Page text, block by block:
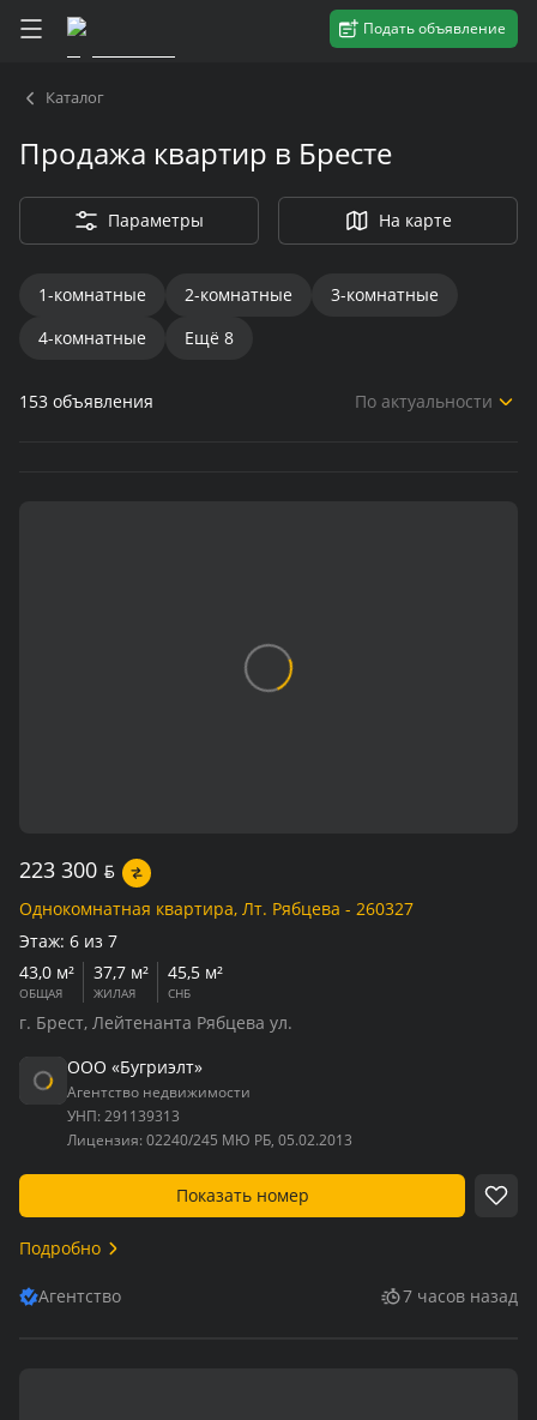
Подать объявление
Каталог
Продажа квартир в Бресте
Параметры На карте
1-комнатные 2-комнатные
3-комнатные
4-комнатные
Ещё 8
153 объявления По актуальности
223 300 BYN
Однокомнатная квартира, Лт. Рябцева - 260327
Этаж: 6 из 7
43,0 м²
ОБЩАЯ
37,7 м²
ЖИЛАЯ
45,5 м²
СНБ
г. Брест, Лейтенанта Рябцева ул.
ООО «Бугриэлт»
Агентство недвижимости
УНП: 291139313
Лицензия: 02240/245 МЮ РБ, 05.02.2013
Показать номер
Подробно
Агентство 7 часов назад